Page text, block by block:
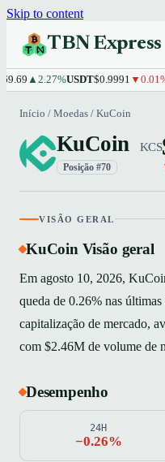
Skip to content
TBN Express
▲2.27%USDT$0.9991▼0.01%
Início / Moedas / KuCoin
KuCoin KCS
Posição #70
VISÃO GERAL
KuCoin Visão geral
Em agosto 10, 2026,
queda de 0.26% nas
capitalização de mercado,
com $2.46M de volume de
Desempenho
24H
−0.26%